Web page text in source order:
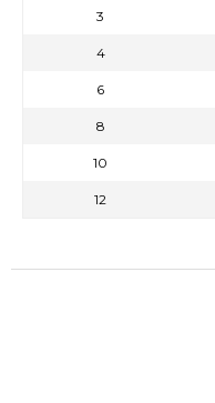
3
4
6
8
10
12